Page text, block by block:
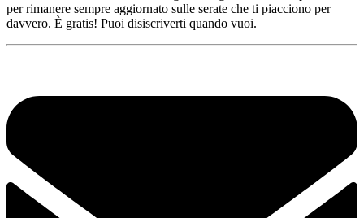
per rimanere sempre aggiornato sulle serate che ti piacciono per
davvero. È gratis! Puoi disiscriverti quando vuoi.